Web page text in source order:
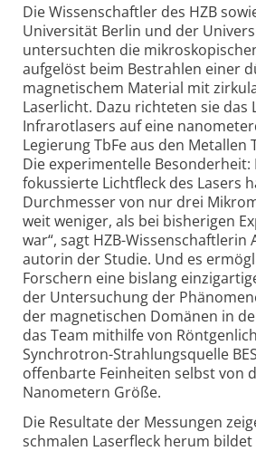
Die Wissenschaftler des HZB
Universität Berlin und der
untersuchten die
aufgelöst beim Bestrahlen einer
magnetischem Material mit
Laserlicht. Dazu richteten sie das
Infrarotlasers auf eine
Legierung TbFe aus den Metallen
Die experimentelle Besonderheit:
fokussierte Lichtfleck des Lasers
Durchmesser von nur drei
weit weniger, als bei bisherigen
war“, sagt HZB-Wissenschaftlerin
autorin der Studie. Und es
Forschern eine bislang
der Untersuchung der
der magnetischen Domänen in
das Team mithilfe von
Synchrotron-Strahlungsquelle
offenbarte Feinheiten selbst von
Nanometern Größe.
Die Resultate der Messungen
schmalen Laserfleck herum bildet